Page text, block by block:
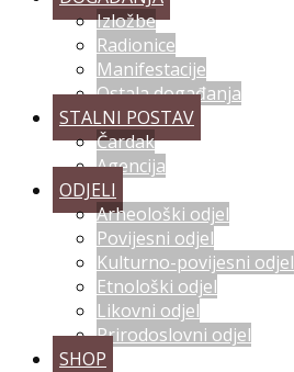
Izložbe
Radionice
Manifestacije
Ostala događanja
STALNI POSTAV
Čardak
Agencija
ODJELI
Arheološki odjel
Povijesni odjel
Kulturno-povijesni odjel
Etnološki odjel
Likovni odjel
Prirodoslovni odjel
SHOP